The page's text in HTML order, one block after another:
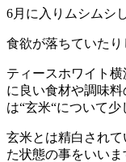
6月に入りムシムシ
食欲が落ちていたり
ティースホワイト
に良い食材や調味
は“玄米“について少
玄米とは精白され
た状態の事をいいま